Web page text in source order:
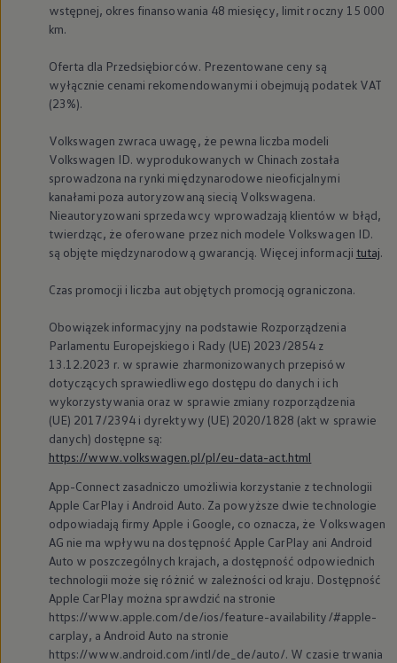
wstępnej, okres finansowania 48 miesięcy, limit roczny 15 000
km.
Oferta dla Przedsiębiorców. Prezentowane ceny są
wyłącznie cenami rekomendowanymi i obejmują podatek VAT
(23%).
Volkswagen zwraca uwagę, że pewna liczba modeli
Volkswagen ID. wyprodukowanych w Chinach została
sprowadzona na rynki międzynarodowe nieoficjalnymi
kanałami poza autoryzowaną siecią Volkswagena.
Nieautoryzowani sprzedawcy wprowadzają klientów w błąd,
twierdząc, że oferowane przez nich modele Volkswagen ID.
są objęte międzynarodową gwarancją. Więcej informacji tutaj.
Czas promocji i liczba aut objętych promocją ograniczona.
Obowiązek informacyjny na podstawie Rozporządzenia
Parlamentu Europejskiego i Rady (UE) 2023/2854 z
13.12.2023 r. w sprawie zharmonizowanych przepisów
dotyczących sprawiedliwego dostępu do danych i ich
wykorzystywania oraz w sprawie zmiany rozporządzenia
(UE) 2017/2394 i dyrektywy (UE) 2020/1828 (akt w sprawie
danych) dostępne są:
https://www.volkswagen.pl/pl/eu-data-act.html
App-Connect zasadniczo umożliwia korzystanie z technologii
Apple CarPlay i Android Auto. Za powyższe dwie technologie
odpowiadają firmy Apple i Google, co oznacza, że Volkswagen
AG nie ma wpływu na dostępność Apple CarPlay ani Android
Auto w poszczególnych krajach, a dostępność odpowiednich
technologii może się różnić w zależności od kraju. Dostępność
Apple CarPlay można sprawdzić na stronie
https://www.apple.com/de/ios/feature-availability/#apple-
carplay, a Android Auto na stronie
https://www.android.com/intl/de_de/auto/. W czasie trwania